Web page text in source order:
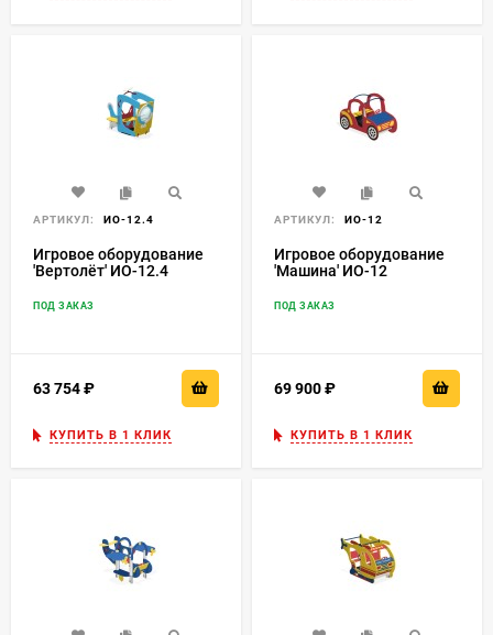
АРТИКУЛ: ИО-12.4
Игровое оборудование
'Вертолёт' ИО-12.4
ПОД ЗАКАЗ
63 754
КУПИТЬ В 1 КЛИК
АРТИКУЛ: ИО-12
Игровое оборудование
'Машина' ИО-12
ПОД ЗАКАЗ
69 900
КУПИТЬ В 1 КЛИК